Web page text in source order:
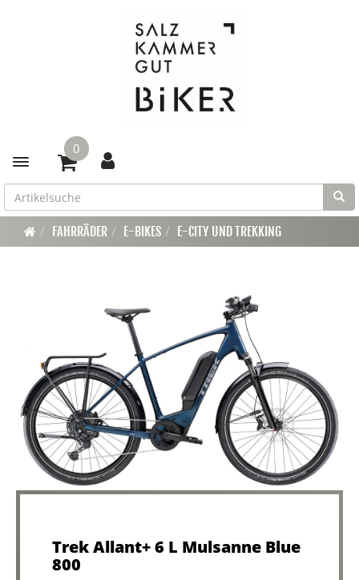
Toggle navigation
0
FAHRRÄDER E-BIKES E-CITY UND TREKKING
Trek Allant+ 6 L Mulsanne Blue
800